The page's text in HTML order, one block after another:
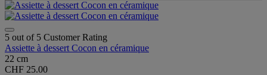
5 out of 5 Customer Rating
Assiette à dessert Cocon en céramique
22 cm
CHF 25.00